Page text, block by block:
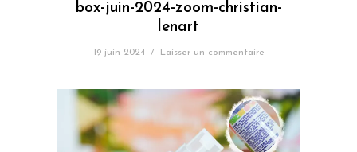
box-juin-2024-zoom-christian-
lenart
19 juin 2024 / Laisser un commentaire